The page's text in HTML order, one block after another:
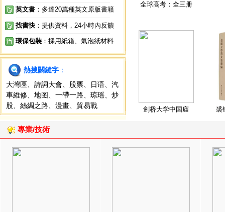
英文書 ：多達20萬種英文原版書籍
找書快 ：提供資料，24小時內反饋
環保包裝 ：採用紙箱、氣泡紙材料
熱搜關鍵字 ：
大灣區
詩詞大會 股票 日语
汽
車維修
地图 一帶一路 琼瑶
炒
股
絲綢之路 漫畫 貿易戰
全球高考：全三册
剑桥大学中国庙 裘
專業/技術